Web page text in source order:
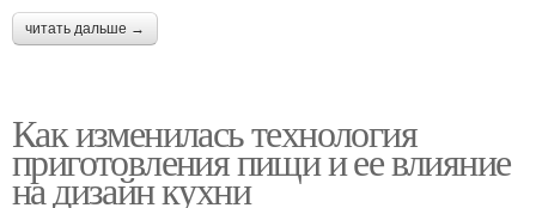
читать дальше →
Как изменилась технология
приготовления пищи и ее влияние
на дизайн кухни